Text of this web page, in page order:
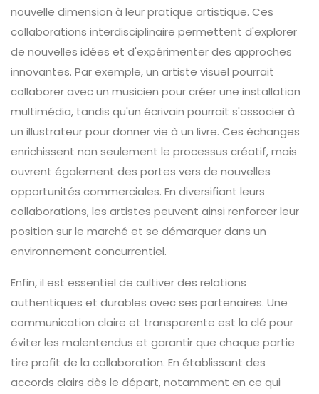
nouvelle dimension à leur pratique artistique. Ces
collaborations interdisciplinaire permettent d'explorer
de nouvelles idées et d'expérimenter des approches
innovantes. Par exemple, un artiste visuel pourrait
collaborer avec un musicien pour créer une installation
multimédia, tandis qu'un écrivain pourrait s'associer à
un illustrateur pour donner vie à un livre. Ces échanges
enrichissent non seulement le processus créatif, mais
ouvrent également des portes vers de nouvelles
opportunités commerciales. En diversifiant leurs
collaborations, les artistes peuvent ainsi renforcer leur
position sur le marché et se démarquer dans un
environnement concurrentiel.
Enfin, il est essentiel de cultiver des relations
authentiques et durables avec ses partenaires. Une
communication claire et transparente est la clé pour
éviter les malentendus et garantir que chaque partie
tire profit de la collaboration. En établissant des
accords clairs dès le départ, notamment en ce qui